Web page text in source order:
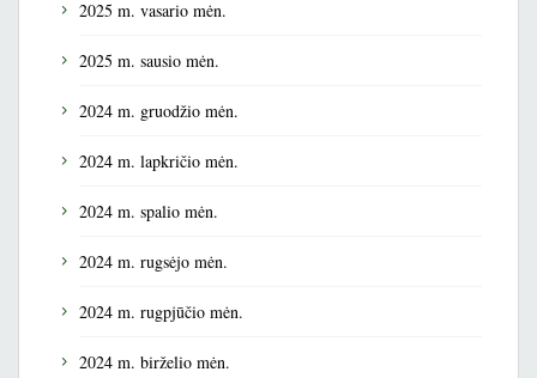
2025 m. vasario mėn.
2025 m. sausio mėn.
2024 m. gruodžio mėn.
2024 m. lapkričio mėn.
2024 m. spalio mėn.
2024 m. rugsėjo mėn.
2024 m. rugpjūčio mėn.
2024 m. birželio mėn.